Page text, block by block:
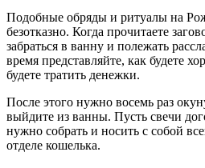
Подобные обряды и ритуалы на
безотказно. Когда прочитаете
забраться в ванну и полежать
время представляйте, как будете
будете тратить денежки.
После этого нужно восемь раз
выйдите из ванны. Пусть свечи
нужно собрать и носить с собой
отделе кошелька.